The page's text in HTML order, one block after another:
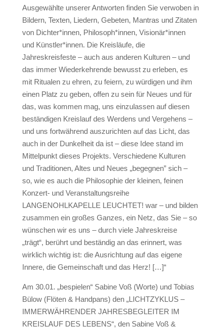
Ausgewählte unserer Antworten finden Sie verwoben in
Bildern, Texten, Liedern, Gebeten, Mantras und Zitaten
von Dichter*innen, Philosoph*innen, Visionär*innen
und Künstler*innen. Die Kreisläufe, die
Jahreskreisfeste – auch aus anderen Kulturen – und
das immer Wiederkehrende bewusst zu erleben, es
mit Ritualen zu ehren, zu feiern, zu würdigen und ihm
einen Platz zu geben, offen zu sein für Neues und für
das, was kommen mag, uns einzulassen auf diesen
beständigen Kreislauf des Werdens und Vergehens –
und uns fortwährend auszurichten auf das Licht, das
auch in der Dunkelheit da ist – diese Idee stand im
Mittelpunkt dieses Projekts. Verschiedene Kulturen
und Traditionen, Altes und Neues „begegnen” sich –
so, wie es auch die Philosophie der kleinen, feinen
Konzert- und Veranstaltungsreihe
LANGENOHLKAPELLE LEUCHTET! war – und bilden
zusammen ein großes Ganzes, ein Netz, das Sie – so
wünschen wir es uns – durch viele Jahreskreise
„trägt“, berührt und beständig an das erinnert, was
wirklich wichtig ist: die Ausrichtung auf das eigene
Innere, die Gemeinschaft und das Herz! […]“
Am 30.01. „bespielen“ Sabine Voß (Worte) und Tobias
Bülow (Flöten & Handpans) den „LICHTZYKLUS –
IMMERWÄHRENDER JAHRESBEGLEITER IM
KREISLAUF DES LEBENS“, den Sabine Voß &